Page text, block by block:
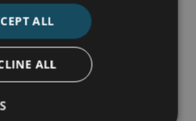
ALL
ALL